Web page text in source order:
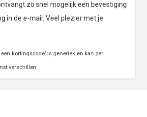
zo snel mogelijk een bevestiging
in de e-mail. Veel plezier met je
een kortingscode’ is generiek en kan per
verschillen